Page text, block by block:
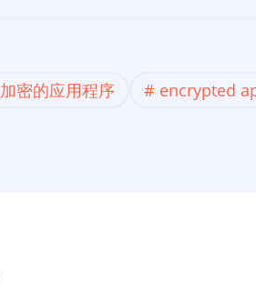
加密的应用程序 encrypted